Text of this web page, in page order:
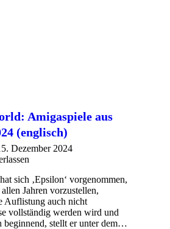
Amigaspiele aus
(englisch)
Dezember 2024
sich ‚Epsilon‘ vorgenommen,
Jahren vorzustellen,
Auflistung auch nicht
vollständig werden wird und
beginnend, stellt er unter dem…